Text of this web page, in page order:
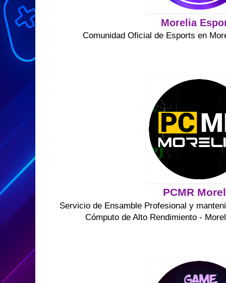
Morelia
Comunidad Oficial de Esports en
PCMR
Servicio de Ensamble Profesional y
Cómputo de Alto Rendimiento -